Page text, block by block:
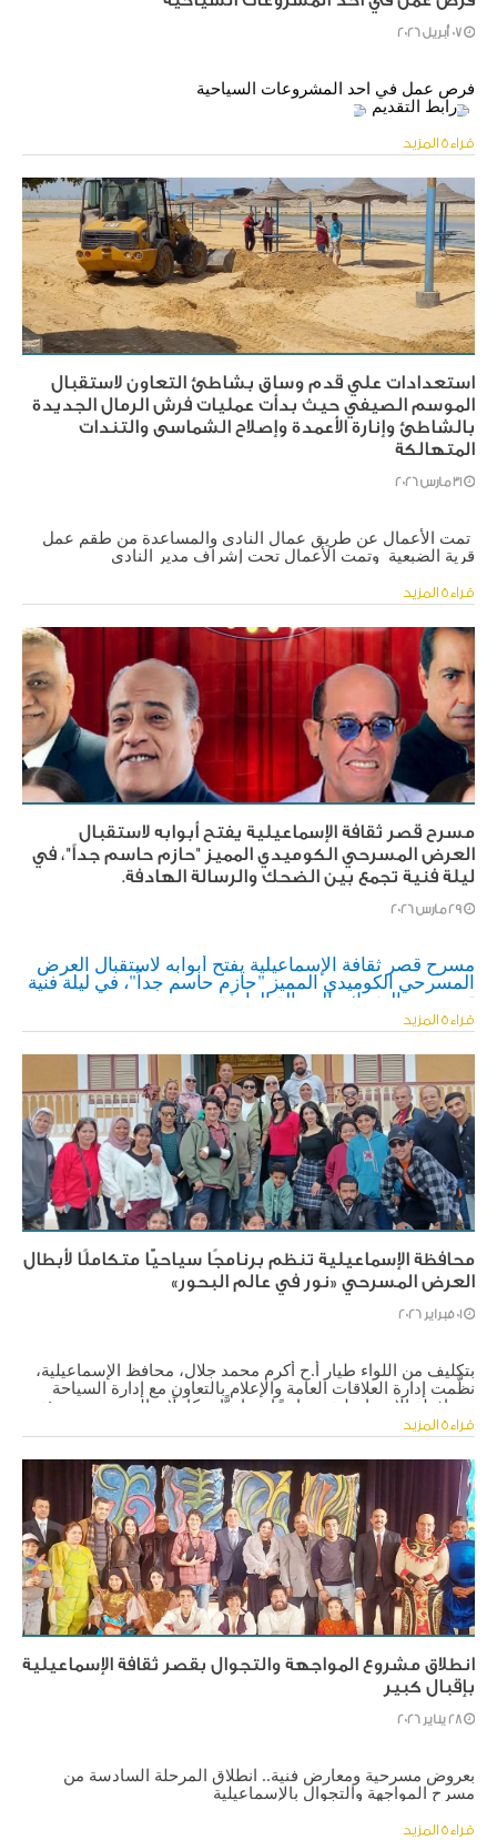
فرص عمل في احد المشروعات السياحية
رابط التقديم
https://docs.google.com/.../1A77AtvM_pS7TvHgQ.../edit
قراءة المزيد
استعدادات علي قدم وساق بشاطئ التعاون لاستقبال
الموسم الصيفي حيث بدأت عمليات فرش الرمال الجديدة
بالشاطئ وإنارة الأعمدة وإصلاح الشماسى والتندات
المتهالكة
قرية الضبعية  وتمت الأعمال تحت إشراف مدير النادى
قراءة المزيد
مسرح قصر ثقافة الإسماعيلية يفتح أبوابه لاستقبال
العرض المسرحي الكوميدي المميز "حازم حاسم جداً"، في
ليلة فنية تجمع بين الضحك والرسالة الهادفة.
تجمع بين الضحك والرسالة الهادفة.
قراءة المزيد
محافظة الإسماعيلية تنظم برنامجًا سياحيًّا متكاملًا لأبطال
العرض المسرحي «نور في عالم البحور»
عالم البحور»، وذلك في إطار التعريف بالمقومات السياحية
والتاريخية والطبيعية التي تتمتع بها المحافظة.
قراءة المزيد
انطلاق مشروع المواجهة والتجوال بقصر ثقافة الإسماعيلية
بإقبال كبير
مسرح المواجهة والتجوال بالإسماعيلية
قراءة المزيد